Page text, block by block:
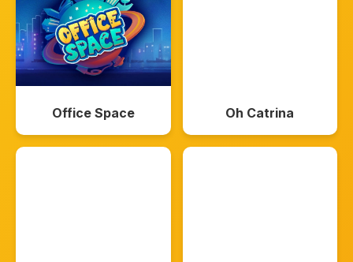
Office Space Oh Catrina